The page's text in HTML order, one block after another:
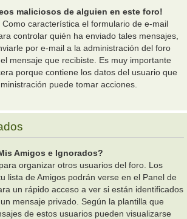
maliciosos de alguien en este foro!
característica el formulario de e-mail
controlar quién ha enviado tales mensajes,
por e-mail a la administración del foro
mensaje que recibiste. Es muy importante
porque contiene los datos del usuario que
puede tomar acciones.
Amigos e Ignorados?
organizar otros usuarios del foro. Los
lista de Amigos podrán verse en el Panel de
un rápido acceso a ver si están identificados
mensaje privado. Según la plantilla que
de estos usuarios pueden visualizarse